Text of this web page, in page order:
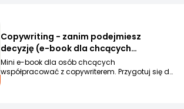
Copywriting - zanim podejmiesz
decyzję (e-book dla chcących
współpracować z copywriterem)
Mini e-book dla osób chcących
współpracować z copywriterem. Przygotuj się do